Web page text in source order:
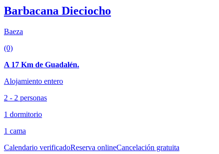
Barbacana Dieciocho
Baeza
(0)
A 17 Km de Guadalén.
Alojamiento entero
2 - 2 personas
1 dormitorio
1 cama
Calendario verificadoReserva onlineCancelación gratuita